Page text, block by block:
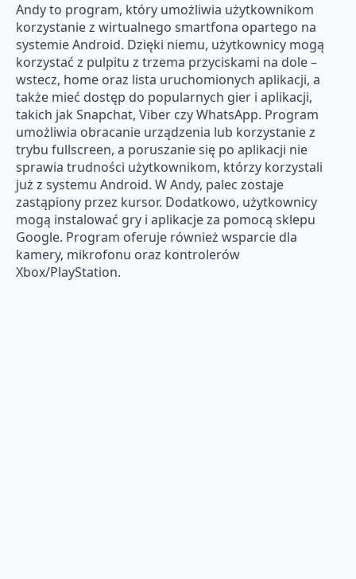
Andy to program, który umożliwia użytkownikom
korzystanie z wirtualnego smartfona opartego na
systemie Android. Dzięki niemu, użytkownicy mogą
korzystać z pulpitu z trzema przyciskami na dole –
wstecz, home oraz lista uruchomionych aplikacji, a
także mieć dostęp do popularnych gier i aplikacji,
takich jak Snapchat, Viber czy WhatsApp. Program
umożliwia obracanie urządzenia lub korzystanie z
trybu fullscreen, a poruszanie się po aplikacji nie
sprawia trudności użytkownikom, którzy korzystali
już z systemu Android. W Andy, palec zostaje
zastąpiony przez kursor. Dodatkowo, użytkownicy
mogą instalować gry i aplikacje za pomocą sklepu
Google. Program oferuje również wsparcie dla
kamery, mikrofonu oraz kontrolerów
Xbox/PlayStation.